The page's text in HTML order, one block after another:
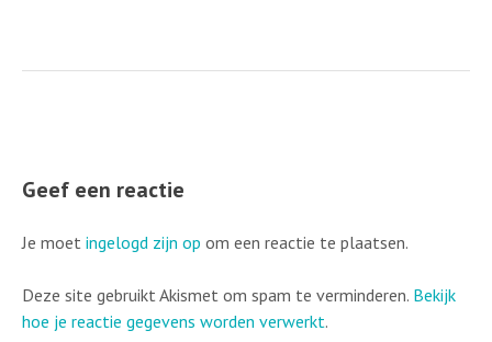
Geef een reactie
Je moet ingelogd zijn op om een reactie te plaatsen.
Deze site gebruikt Akismet om spam te verminderen. Bekijk
hoe je reactie gegevens worden verwerkt.